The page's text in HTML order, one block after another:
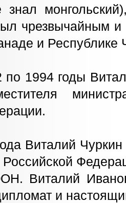
знал
чрезвычайным и
и Республике
по 1994 годы
Виталий
Российской
Виталий
и